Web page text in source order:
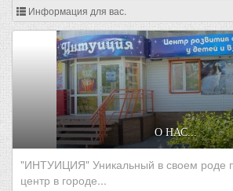
Информация для вас.
О НАС...
"ИНТУИЦИЯ" Уникальный в своем роде
центр в городе...